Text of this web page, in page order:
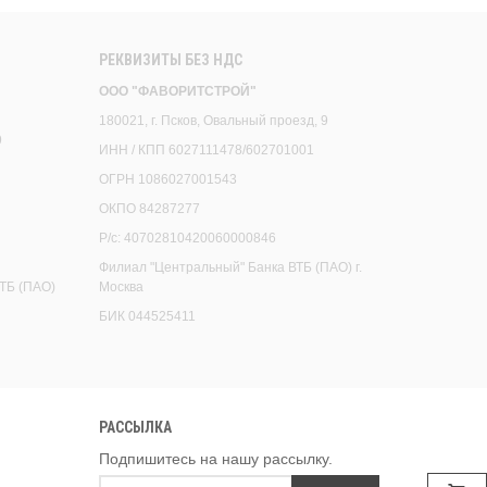
(ПАО)
РЕКВИЗИТЫ БЕЗ НДС
ООО "ФАВОРИТСТРОЙ"
180021, г. Псков, Овальный проезд, 9
ИНН / КПП 6027111478/602701001
ОГРН 1086027001543
ОКПО 84287277
Р/с: 40702810420060000846
Филиал "Центральный" Банка ВТБ (ПАО) г.
Москва
БИК 044525411
РАССЫЛКА
Подпишитесь на нашу рассылку.